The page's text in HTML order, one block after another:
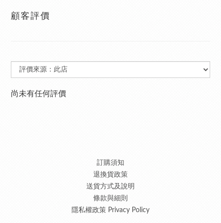
顧客評價
尚未有任何評價
訂購須知
退換貨政策
送貨方式及說明
條款與細則
隱私權政策 Privacy Policy